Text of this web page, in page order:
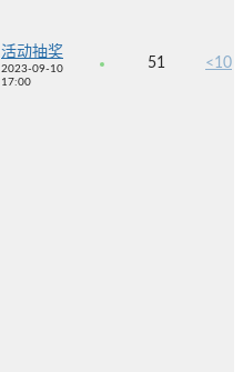
活动抽奖
2023-09-10
17:00
51 <10